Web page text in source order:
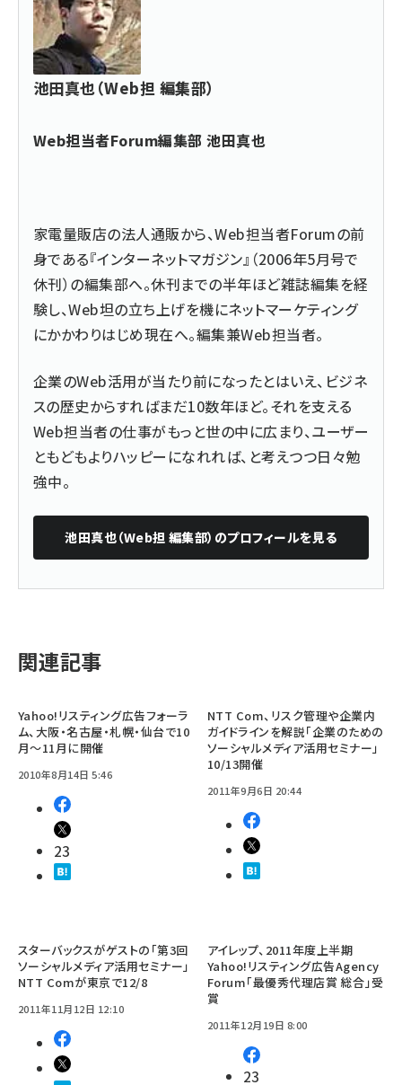
池田真也（Web担 編集部）
Web担当者Forum編集部 池田真也
家電量販店の法人通販から、Web担当者Forumの前
身である『インターネットマガジン』（2006年5月号で
休刊）の編集部へ。休刊までの半年ほど雑誌編集を経
験し、Web坦の立ち上げを機にネットマーケティング
にかかわりはじめ現在へ。編集兼Web担当者。
企業のWeb活用が当たり前になったとはいえ、ビジネ
スの歴史からすればまだ10数年ほど。それを支える
Web担当者の仕事がもっと世の中に広まり、ユーザー
ともどもよりハッピーになれれば、と考えつつ日々勉
強中。
池田真也（Web担 編集部） のプロフィールを見る
関連記事
Yahoo!リスティング広告フォーラ
ム、大阪・名古屋・札幌・仙台で10
月～11月に開催
2010年8月14日 5:46
23
NTT Com、リスク管理や企業内
ガイドラインを解説「企業のための
ソーシャルメディア活用セミナー」
10/13開催
2011年9月6日 20:44
スターバックスがゲストの「第3回
ソーシャルメディア活用セミナー」
NTT Comが東京で12/8
2011年11月12日 12:10
アイレップ、2011年度上半期
Yahoo!リスティング広告Agency
Forum「最優秀代理店賞 総合」受
賞
2011年12月19日 8:00
23